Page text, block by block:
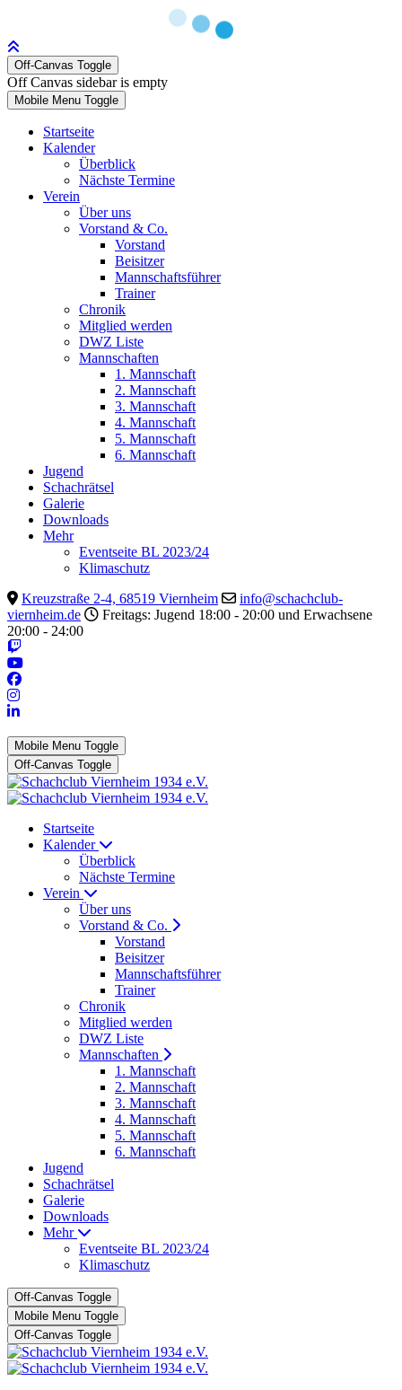
Off-Canvas Toggle
Off Canvas sidebar is empty
Mobile Menu Toggle
Startseite
Kalender
Überblick
Nächste Termine
Verein
Über uns
Vorstand & Co.
Vorstand
Beisitzer
Mannschaftsführer
Trainer
Chronik
Mitglied werden
DWZ Liste
Mannschaften
1. Mannschaft
2. Mannschaft
3. Mannschaft
4. Mannschaft
5. Mannschaft
6. Mannschaft
Jugend
Schachrätsel
Galerie
Downloads
Mehr
Eventseite BL 2023/24
Klimaschutz
Kreuzstraße 2-4, 68519 Viernheim
info@schachclub-
viernheim.de
Freitags: Jugend 18:00 - 20:00 und Erwachsene
20:00 - 24:00
Mobile Menu Toggle
Off-Canvas Toggle
Startseite
Kalender
Überblick
Nächste Termine
Verein
Über uns
Vorstand & Co.
Vorstand
Beisitzer
Mannschaftsführer
Trainer
Chronik
Mitglied werden
DWZ Liste
Mannschaften
1. Mannschaft
2. Mannschaft
3. Mannschaft
4. Mannschaft
5. Mannschaft
6. Mannschaft
Jugend
Schachrätsel
Galerie
Downloads
Mehr
Eventseite BL 2023/24
Klimaschutz
Off-Canvas Toggle
Mobile Menu Toggle
Off-Canvas Toggle